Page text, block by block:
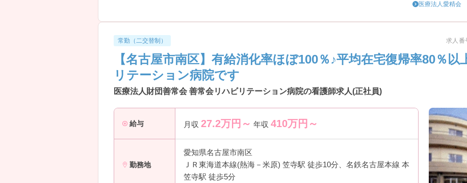
・会議は時間内実施で残業が発生しにくい
・日勤帯のみの勤務でOK
→ 体への負担を考えながら働けるので安心の環境です
―――――――――――――――
■ 心も体もトータルに支える医療
―――――――――――――――
・精神科＋内科・整形外科・歯科を併設
・院内検査でスムーズな医療提供が可能
―――――――――――――――
■ 急性期～療養までしっかり経験
―――――――――――――――
医療法人愛精会
常勤（二交替制） 求人
【名古屋市南区】有給消化率ほぼ100％♪平均在宅復帰率80％
リテーション病院です
医療法人財団善常会 善常会リハビリテーション病院の看護師求人(正社員)
給与 月収 27.2万円～ 年収 410万円～
勤務地
愛知県名古屋市南区
ＪＲ東海道本線(熱海－米原) 笠寺駅 徒歩10分、名鉄名古屋本線 本
笠寺駅 徒歩5分